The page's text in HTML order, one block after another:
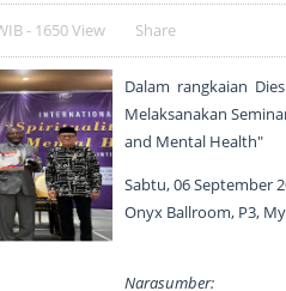
- 1650 View Share
Dalam rangkaian
Melaksanakan
and Mental Health"
Sabtu, 06 September
Onyx Ballroom, P3,
Narasumber: